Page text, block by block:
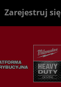
Zarejestruj się